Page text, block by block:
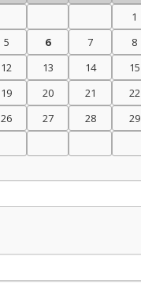
1
5 6 7 8
12 13 14 15
19 20 21 22
26 27 28 29